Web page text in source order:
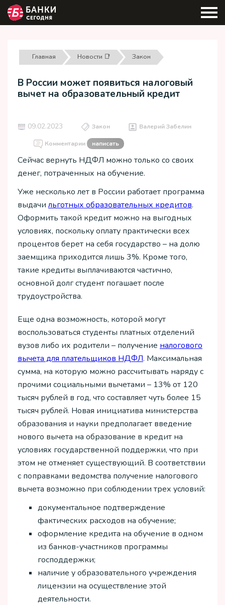
Главная Новости 📑 Закон
В России может появиться налоговый
вычет на образовательный кредит
09.02.2023 Закон Валерий Забелин
Комментарии написать
Сейчас вернуть НДФЛ можно только со своих
денег, потраченных на обучение.
Уже несколько лет в России работает программа
выдачи льготных образовательных кредитов.
Оформить такой кредит можно на выгодных
условиях, поскольку оплату практически всех
процентов берет на себя государство – на долю
заемщика приходится лишь 3%. Кроме того,
такие кредиты выплачиваются частично,
основной долг студент погашает после
трудоустройства.
Еще одна возможность, которой могут
воспользоваться студенты платных отделений
вузов либо их родители – получение налогового
вычета для плательщиков НДФЛ. Максимальная
сумма, на которую можно рассчитывать наряду с
прочими социальными вычетами – 13% от 120
тысяч рублей в год, что составляет чуть более 15
тысяч рублей. Новая инициатива министерства
образования и науки предполагает введение
нового вычета на образование в кредит на
условиях государственной поддержки, что при
этом не отменяет существующий. В соответствии
с поправками ведомства получение налогового
вычета возможно при соблюдении трех условий:
документальное подтверждение
фактических расходов на обучение;
оформление кредита на обучение в одном
из банков-участников программы
господдержки;
наличие у образовательного учреждения
лицензии на осуществление этой
деятельности.